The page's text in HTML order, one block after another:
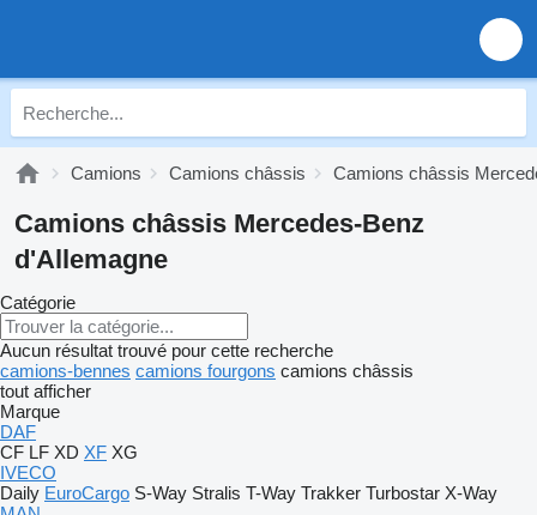
Camions Camions châssis Camions châssis
Camions châssis Mercedes-Benz
d'Allemagne
Catégorie
Aucun résultat trouvé pour cette recherche
camions-bennes camions fourgons camions châssis
tout afficher
Marque
DAF
CF LF XD XF XG
IVECO
Daily EuroCargo S-Way Stralis T-Way Trakker Turbostar X-Way